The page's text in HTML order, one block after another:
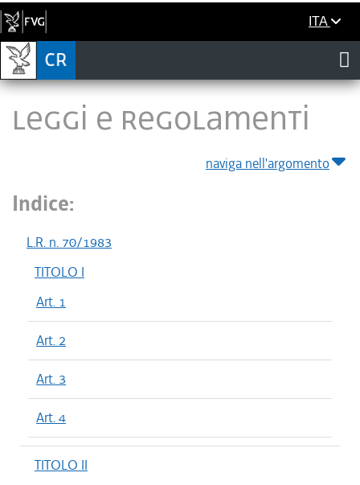
ITA
LEGGI E REGOLAMENTI
naviga nell'argomento
Indice:
L.R. n. 70/1983
TITOLO I
Art. 1
Art. 2
Art. 3
Art. 4
TITOLO II